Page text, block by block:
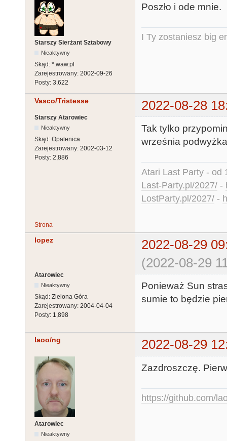
Starszy Sierżant Sztabowy
Nieaktywny
Skąd: *.waw.pl
Zarejestrowany: 2002-09-26
Posty: 3,622
Poszło i ode mnie.
I Ty zostaniesz big
Vasco/Tristesse 2022-08-28
Starszy Atarowiec
Nieaktywny
Skąd: Opalenica
Zarejestrowany: 2002-03-12
Posty: 2,886
Tak tylko
września
Atari Last Party - od
Last-Party.pl/2027/ -
LostParty.pl/2027/ -
Strona
lopez
2022-08-29
(2022-08-29
Atarowiec
Nieaktywny
Skąd: Zielona Góra
Zarejestrowany: 2004-04-04
Posty: 1,898
Ponieważ Sun
sumie to będzie
laoo/ng 2022-08-29
Atarowiec
Nieaktywny
Zazdroszczę.
https://github.com/